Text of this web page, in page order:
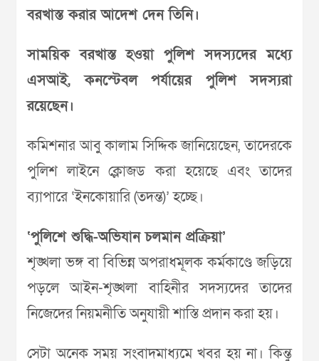
বরখাস্ত করার আদেশ দেন তিনি।
সাময়িক বরখাস্ত হওয়া পুলিশ সদস্যদের মধ্যে
এসআই, কনস্টেবল পর্যায়ের পুলিশ সদস্যরা
রয়েছেন।
কমিশনার আবু কালাম সিদ্দিক জানিয়েছেন, তাদেরকে
পুলিশ লাইনে ক্লোজড করা হয়েছে এবং তাদের
ব্যাপারে ‘ইনকোয়ারি (তদন্ত)’ হচ্ছে।
‘পুলিশে শুদ্ধি-অভিযান চলমান প্রক্রিয়া’
শৃঙ্খলা ভঙ্গ বা বিভিন্ন অপরাধমূলক কর্মকাণ্ডে জড়িয়ে
পড়লে আইন-শৃঙ্খলা বাহিনীর সদস্যদের তাদের
নিজেদের নিয়মনীতি অনুযায়ী শাস্তি প্রদান করা হয়।
সেটা অনেক সময় সংবাদমাধ্যমে খবর হয় না। কিন্তু